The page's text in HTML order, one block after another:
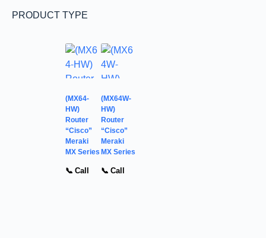
PRODUCT TYPE
(MX64-
HW)
Router
“Cisco”
Meraki
MX Series
📞 Call
(MX64W-
HW)
Router
“Cisco”
Meraki
MX Series
📞 Call